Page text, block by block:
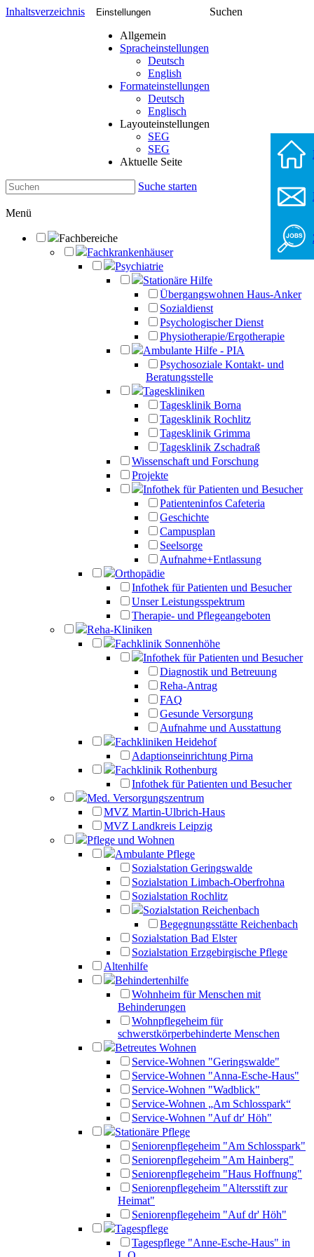
Inhaltsverzeichnis Einstellungen
Allgemein
Spracheinstellungen
Deutsch
English
Formateinstellungen
Deutsch
Englisch
Layouteinstellungen
SEG
SEG
Aktuelle Seite
Suchen
Suche starten
Menü
Fachbereiche
Fachkrankenhäuser
Psychiatrie
Stationäre Hilfe
Übergangswohnen Haus-Anker
Sozialdienst
Psychologischer Dienst
Physiotherapie/Ergotherapie
Ambulante Hilfe - PIA
Psychosoziale Kontakt- und
Beratungsstelle
Tageskliniken
Tagesklinik Borna
Tagesklinik Rochlitz
Tagesklinik Grimma
Tagesklinik Zschadraß
Wissenschaft und Forschung
Projekte
Infothek für Patienten und Besucher
Patienteninfos Cafeteria
Geschichte
Campusplan
Seelsorge
Aufnahme+Entlassung
Orthopädie
Infothek für Patienten und Besucher
Unser Leistungsspektrum
Therapie- und Pflegeangeboten
Reha-Kliniken
Fachklinik Sonnenhöhe
Infothek für Patienten und Besucher
Diagnostik und Betreuung
Reha-Antrag
FAQ
Gesunde Versorgung
Aufnahme und Ausstattung
Fachkliniken Heidehof
Adaptionseinrichtung Pirna
Fachklinik Rothenburg
Infothek für Patienten und Besucher
Med. Versorgungszentrum
MVZ Martin-Ulbrich-Haus
MVZ Landkreis Leipzig
Pflege und Wohnen
Ambulante Pflege
Sozialstation Geringswalde
Sozialstation Limbach-Oberfrohna
Sozialstation Rochlitz
Sozialstation Reichenbach
Begegnungsstätte Reichenbach
Sozialstation Bad Elster
Sozialstation Erzgebirgische Pflege
Altenhilfe
Behindertenhilfe
Wohnheim für Menschen mit
Behinderungen
Wohnpflegeheim für
schwerstkörperbehinderte Menschen
Betreutes Wohnen
Service-Wohnen "Geringswalde"
Service-Wohnen "Anna-Esche-Haus"
Service-Wohnen "Wadblick"
Service-Wohnen „Am Schlosspark“
Service-Wohnen "Auf dr' Höh"
Stationäre Pflege
Seniorenpflegeheim "Am Schlosspark"
Seniorenpflegeheim "Am Hainberg"
Seniorenpflegeheim "Haus Hoffnung"
Seniorenpflegeheim "Altersstift zur
Heimat"
Seniorenpflegeheim "Auf dr' Höh"
Tagespflege
Tagespflege "Anne-Esche-Haus" in